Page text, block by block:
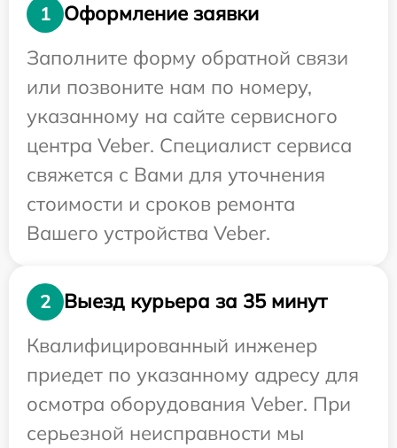
1
Оформление заявки
Заполните форму обратной связи
или позвоните нам по номеру,
указанному на сайте сервисного
центра Veber. Специалист сервиса
свяжется с Вами для уточнения
стоимости и сроков ремонта
Вашего устройства Veber.
2
Выезд курьера за 35 минут
Квалифицированный инженер
приедет по указанному адресу для
осмотра оборудования Veber. При
серьезной неисправности мы